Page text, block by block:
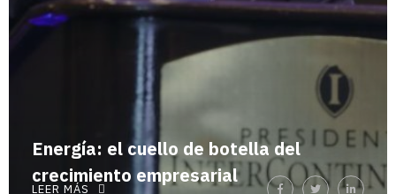
Energía: el cuello de botella del
crecimiento empresarial
LEER MÁS